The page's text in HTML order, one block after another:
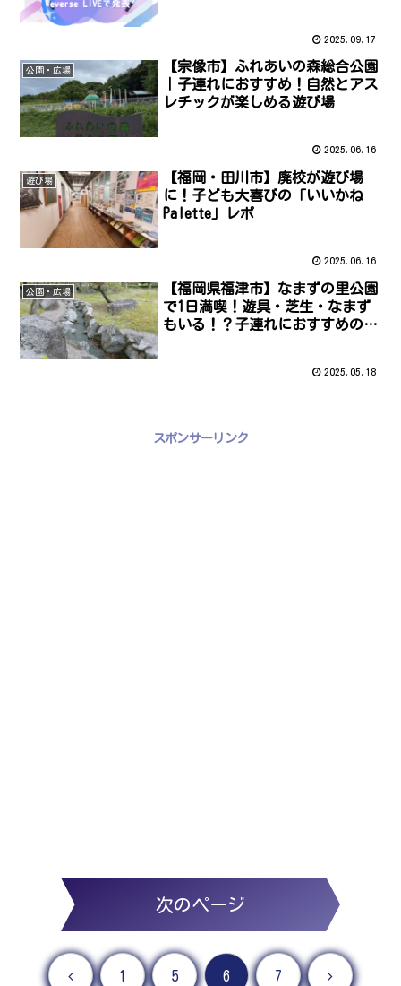
2025.09.17
公園・広場
【宗像市】ふれあいの森総合公園
｜子連れにおすすめ！自然とアス
レチックが楽しめる遊び場
2025.06.16
遊び場
【福岡・田川市】廃校が遊び場
に！子ども大喜びの「いいかね
Palette」レポ
2025.06.16
公園・広場
【福岡県福津市】なまずの里公園
で1日満喫！遊具・芝生・なまず
もいる！？子連れにおすすめの大
2025.05.18
スポンサーリンク
次のページ
前へ 1 5 6 7 次へ